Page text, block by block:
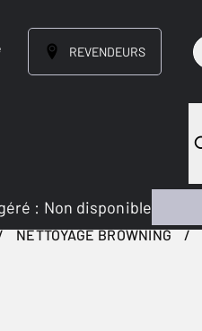
REVENDEURS
NETTOYAGE BROWNING
: Non disponible